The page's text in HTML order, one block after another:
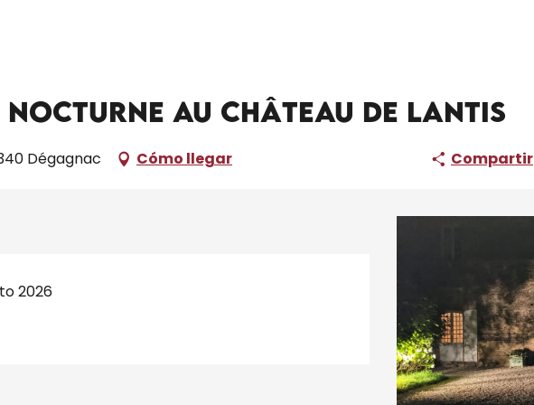
nocturne au Château de Lantis
Dégagnac Cómo llegar Compartir
2026